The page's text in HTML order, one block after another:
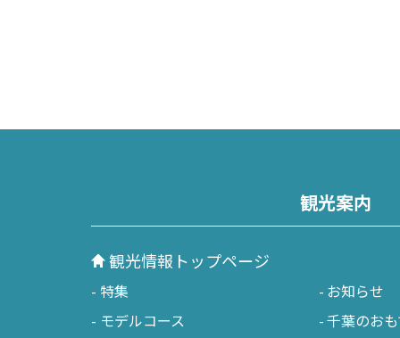
観光案内
観光情報トップページ
特集
モデルコース
お知らせ
千葉のお